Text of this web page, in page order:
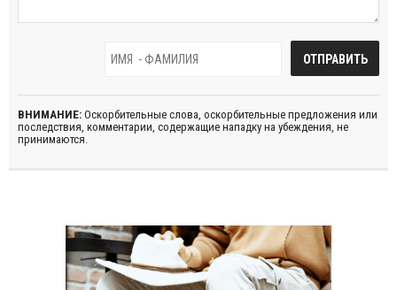
ВНИМАНИЕ: Оскорбительные слова, оскорбительные предложения или
последствия, комментарии, содержащие нападку на убеждения, не
принимаются.